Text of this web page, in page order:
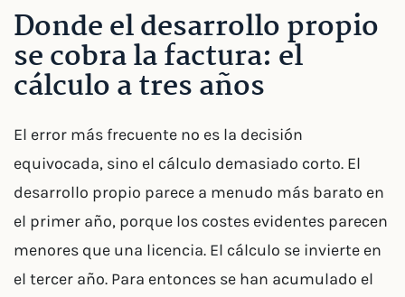
Donde el desarrollo propio
se cobra la factura: el
cálculo a tres años
El error más frecuente no es la decisión
equivocada, sino el cálculo demasiado corto. El
desarrollo propio parece a menudo más barato en
el primer año, porque los costes evidentes parecen
menores que una licencia. El cálculo se invierte en
el tercer año. Para entonces se han acumulado el